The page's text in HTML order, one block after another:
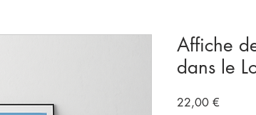
Affiche
dans le
22,00 €